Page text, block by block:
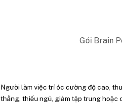
Gói Brain
Người làm việc trí óc cường độ cao,
thẳng, thiếu ngủ, giảm tập trung hoặc